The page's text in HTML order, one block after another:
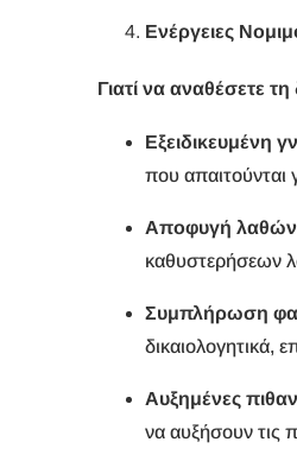
Ενέργειες
Γιατί να αναθέσετε
Εξειδικευμένη
που απαιτούνται
Αποφυγή
καθυστερήσεων
Συμπλήρωση
δικαιολογητικά,
Αυξημένες
να αυξήσουν τις